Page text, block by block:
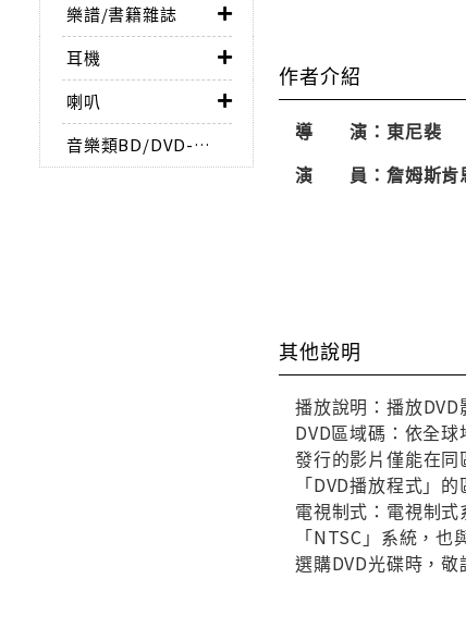
樂譜/書籍雜誌
耳機
喇叭
音樂類BD/DVD-AUDIO
作者介紹
導 演：東尼裴
演 員：詹姆斯肯
其他說明
播放說明：播放
DVD區域碼：依全
發行的影片僅能在
「DVD播放程式」
電視制式：電視制
「NTSC」系統，
選購DVD光碟時，